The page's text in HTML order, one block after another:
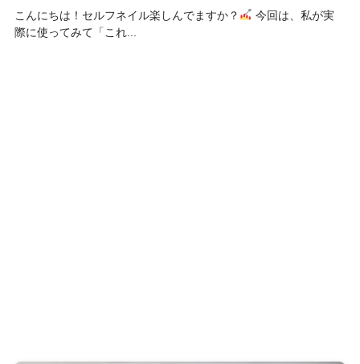
こんにちは！セルフネイル楽しんでますか？
今回は、私が実
際に使ってみて「これ...